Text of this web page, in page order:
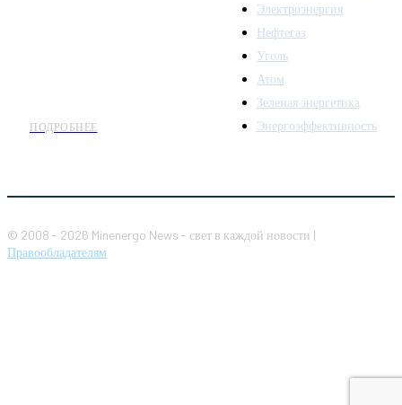
ПОДРОБНЕЕ
Электроэнергия
Нефтегаз
Уголь
Атом
Зеленая энергетика
Энергоэффективность
© 2008 - 2026 Minenergo News - свет в каждой новости |
Правообладателям